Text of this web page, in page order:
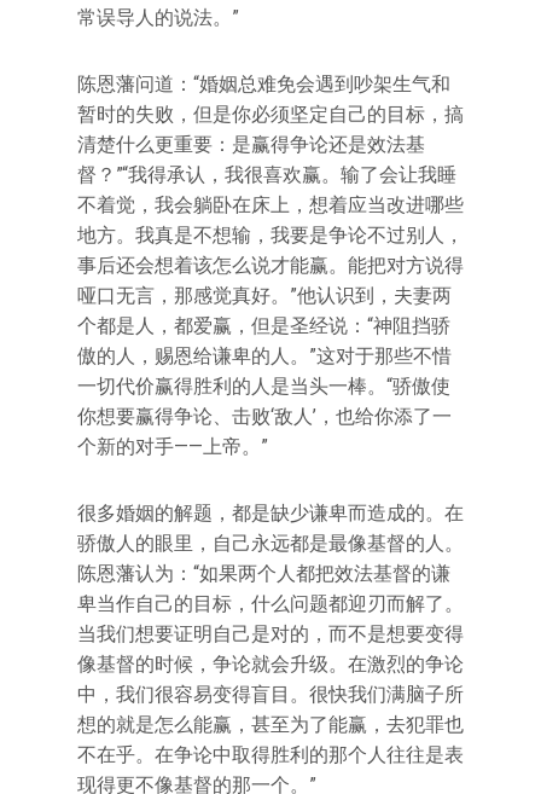
常误导人的说法。”
陈恩藩问道：“婚姻总难免会遇到吵架生气和
暂时的失败，但是你必须坚定自己的目标，搞
清楚什么更重要：是赢得争论还是效法基
督？”“我得承认，我很喜欢赢。输了会让我睡
不着觉，我会躺卧在床上，想着应当改进哪些
地方。我真是不想输，我要是争论不过别人，
事后还会想着该怎么说才能赢。能把对方说得
哑口无言，那感觉真好。”他认识到，夫妻两
个都是人，都爱赢，但是圣经说：“神阻挡骄
傲的人，赐恩给谦卑的人。”这对于那些不惜
一切代价赢得胜利的人是当头一棒。“骄傲使
你想要赢得争论、击败‘敌人’，也给你添了一
个新的对手——上帝。”
很多婚姻的解题，都是缺少谦卑而造成的。在
骄傲人的眼里，自己永远都是最像基督的人。
陈恩藩认为：“如果两个人都把效法基督的谦
卑当作自己的目标，什么问题都迎刃而解了。
当我们想要证明自己是对的，而不是想要变得
像基督的时候，争论就会升级。在激烈的争论
中，我们很容易变得盲目。很快我们满脑子所
想的就是怎么能赢，甚至为了能赢，去犯罪也
不在乎。在争论中取得胜利的那个人往往是表
现得更不像基督的那一个。”